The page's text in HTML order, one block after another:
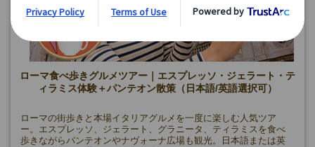
ローマ食べ歩きグルメツアー｜エスプレッソ・ジェラート・テ
ィラミス体験＋パンテオン散策（日本語/英語選択可）
ローマの街歩きと本場イタリアグルメを一度に楽しむ人気ツア
ー。エスプレッソ、ジェラート、グラニータ、ティラミスを食べ
歩きながらパンテオンやナヴォーナ広場も観光。日本語または英